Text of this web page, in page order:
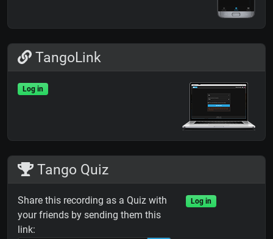
TangoLink
Log in
Tango Quiz
Share this recording as a Quiz with
your friends by sending them this
link:
Log in